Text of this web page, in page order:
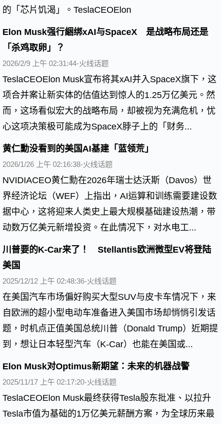
的「芯片饥渴」。TeslaCEOElon
Elon Musk强行綑绑xAI与SpaceX 是战略布局还是
「杀鸡取卵」？
2026/2/9 上午 02:31:44-火线话题
TeslaCEOElon Musk宣布将其xAI并入SpaceX旗下，这
项合并案让新实体的估值达到惊人的1.25万亿美元。然
而，这场看似宏大的战略布局，却被视为充满危机，忧
心这项决策极可能成为SpaceX脖子上的「财务...
黄仁勳没看到的美国AI基建「蓝领荒」
2026/1/26 上午 02:16:38-火线话题
NVIDIACEO黄仁勳在2026年瑞士达沃斯（Davos）世
界经济论坛（WEF）上指出，AI运算和训练需要建设数
据中心，这将迎来人类史上最大规模基础建设热潮，带
动数万亿美元新增投资。在此情况下，对水电工...
川普要的K-Car来了！ Stellantis欧洲微型EV将登陆
美国
2025/12/12 上午 02:48:36-火线话题
在美国汽车市场偏好购买大型SUV与皮卡车情况下，来
自欧洲的超小型电动车准备进入美国市场却悄悄引发话
题，时机点正值美国总统川普（Donald Trump）近期提
到，想让日本轻型汽车（K-Car）也能在美国或...
Elon Musk对Optimus新期望：未来的机器战警
2025/11/17 上午 02:17:20-火线话题
TeslaCEOElon Musk最终获得Tesla股东批准、以拉升
Tesla市值为基础的1万亿美元薪酬方案，为全球历来最